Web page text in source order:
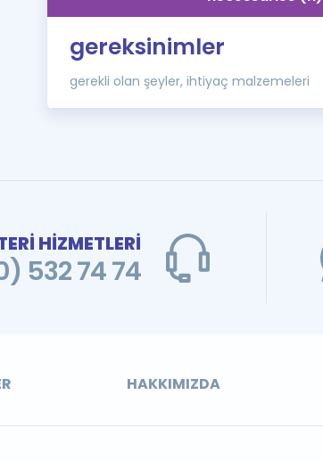
gereksinimler
gerekli olan şeyler, ihtiyaç malzemeleri
HİZMETLERİ
532 74 74
HAKKIMIZDA